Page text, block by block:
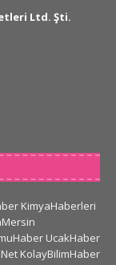
Ltd. Şti.
KimyaHaberleri
UcakHaber
KolayBilimHaber